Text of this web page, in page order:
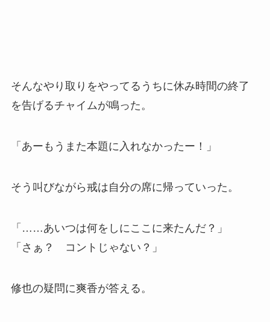
そんなやり取りをやってるうちに休み時間の終了
を告げるチャイムが鳴った。
「あーもうまた本題に入れなかったー！」
そう叫びながら戒は自分の席に帰っていった。
「……あいつは何をしにここに来たんだ？」
「さぁ？ コントじゃない？」
修也の疑問に爽香が答える。